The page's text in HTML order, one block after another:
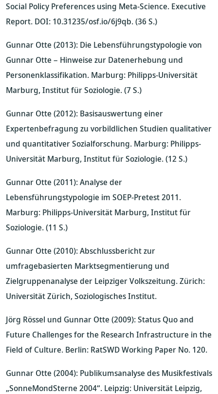
Social Policy Preferences using Meta-Science. Executive
Report. DOI: 10.31235/osf.io/6j9qb. (36 S.)
Gunnar Otte (2013): Die Lebensführungstypologie von
Gunnar Otte – Hinweise zur Datenerhebung und
Personenklassifikation. Marburg: Philipps-Universität
Marburg, Institut für Soziologie. (7 S.)
Gunnar Otte (2012): Basisauswertung einer
Expertenbefragung zu vorbildlichen Studien qualitativer
und quantitativer Sozialforschung. Marburg: Philipps-
Universität Marburg, Institut für Soziologie. (12 S.)
Gunnar Otte (2011): Analyse der
Lebensführungstypologie im SOEP-Pretest 2011.
Marburg: Philipps-Universität Marburg, Institut für
Soziologie. (11 S.)
Gunnar Otte (2010): Abschlussbericht zur
umfragebasierten Marktsegmentierung und
Zielgruppenanalyse der Leipziger Volkszeitung. Zürich:
Universität Zürich, Soziologisches Institut.
Jörg Rössel und Gunnar Otte (2009): Status Quo and
Future Challenges for the Research Infrastructure in the
Field of Culture. Berlin: RatSWD Working Paper No. 120.
Gunnar Otte (2004): Publikumsanalyse des Musikfestivals
„SonneMondSterne 2004“. Leipzig: Universität Leipzig,